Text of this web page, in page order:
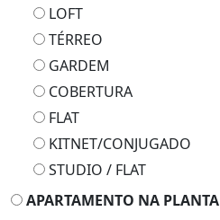
LOFT
TÉRREO
GARDEM
COBERTURA
FLAT
KITNET/CONJUGADO
STUDIO / FLAT
APARTAMENTO NA PLANTA